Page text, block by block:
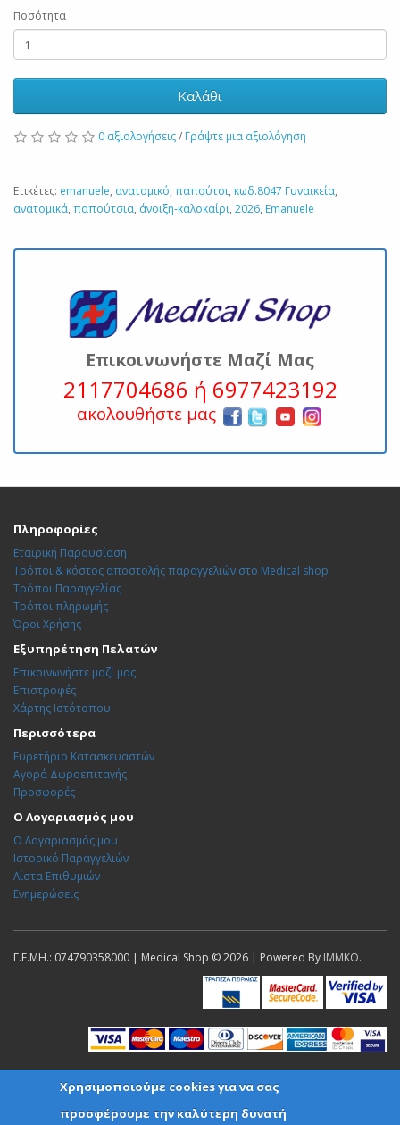
Ποσότητα
Καλάθι
0 αξιολογήσεις/ Γράψτε μια αξιολόγηση
Ετικέτες: emanuele, ανατομικό, παπούτσι, κωδ.8047 Γυναικεία,
ανατομικά, παπούτσια, άνοιξη-καλοκαίρι, 2026, Emanuele
Επικοινωνήστε Μαζί Μας
2117704686 ή 6977423192
ακολουθήστε μας
Πληροφορίες
Εταιρική Παρουσίαση
Τρόποι & κόστος αποστολής παραγγελιών στο Medical shop
Τρόποι Παραγγελίας
Τρόποι πληρωμής
Όροι Χρήσης
Εξυπηρέτηση Πελατών
Επικοινωνήστε μαζί μας
Επιστροφές
Χάρτης Ιστότοπου
Περισσότερα
Ευρετήριο Κατασκευαστών
Αγορά Δωροεπιταγής
Προσφορές
Ο Λογαριασμός μου
Ο Λογαριασμός μου
Ιστορικό Παραγγελιών
Λίστα Επιθυμιών
Ενημερώσεις
Γ.Ε.ΜΗ.: 074790358000 | Medical Shop © 2026 | Powered By IMMKO.
Χρησιμοποιούμε cookies για να σας
προσφέρουμε την καλύτερη δυνατή